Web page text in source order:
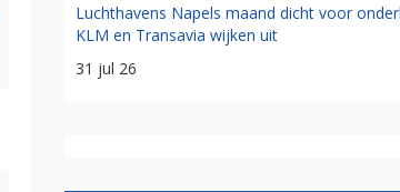
Luchthavens Napels maand dicht voor
KLM en Transavia wijken uit
31 jul 26